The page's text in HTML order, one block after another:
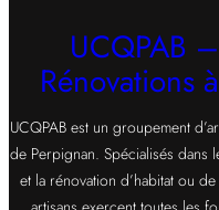
UCQPAB
Rénovations
UCQPAB est un groupement
de Perpignan. Spécialisés dans
et la rénovation d’habitat ou